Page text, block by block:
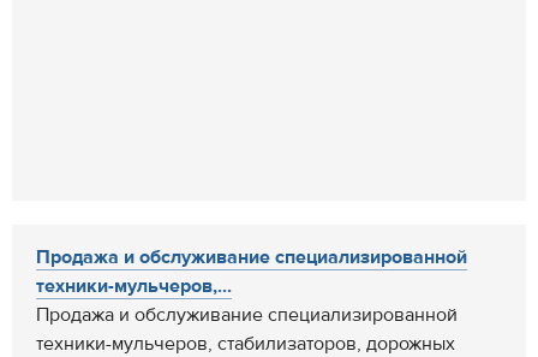
Продажа и обслуживание специализированной
техники-мульчеров,...
Продажа и обслуживание специализированной
техники-мульчеров, стабилизаторов, дорожных